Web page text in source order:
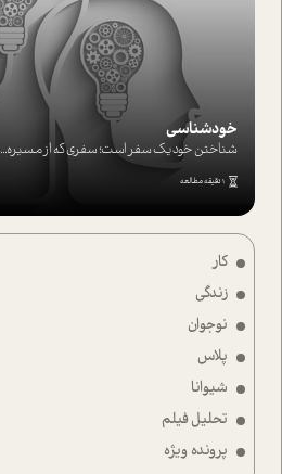
کار
زندگی
نوجوان
پلاس
شیوانا
تحلیل فیلم
پرونده ویژه
خودشناسی
شناختن خود یک سفر است؛ سفری که از مسیره...
1 دقیقه مطالعه